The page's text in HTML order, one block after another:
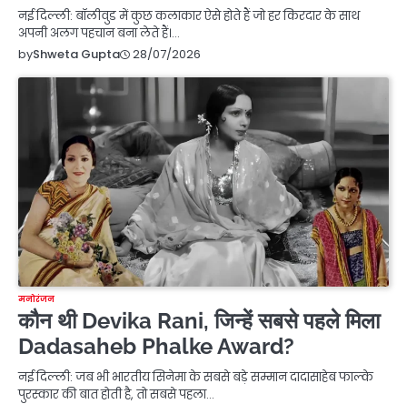
नई दिल्ली: बॉलीवुड में कुछ कलाकार ऐसे होते हैं जो हर किरदार के साथ
अपनी अलग पहचान बना लेते हैं।…
byShweta Gupta 28/07/2026
मनोरंजन
कौन थी Devika Rani, जिन्हें सबसे पहले मिला
Dadasaheb Phalke Award?
नई दिल्ली: जब भी भारतीय सिनेमा के सबसे बड़े सम्मान दादासाहेब फाल्के
पुरस्कार की बात होती है, तो सबसे पहला…